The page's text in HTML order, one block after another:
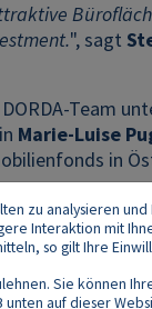
", sagt
Team
Marie-Luise
in
zu analysieren
Interaktion mit
so gilt Ihre
Sie können
auf dieser